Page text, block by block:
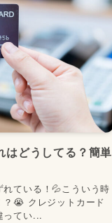
はどうしてる？簡単
ている！💦こういう時
😭 クレジットカード
ってい...